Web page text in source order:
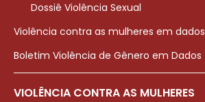
Dossiê Violência Sexual
Violência contra as mulheres em dados
Boletim Violência de Gênero em Dados
VIOLÊNCIA CONTRA AS MULHERES